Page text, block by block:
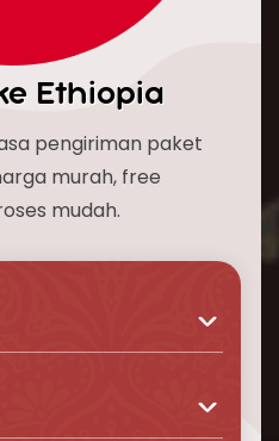
Ethiopia
pengiriman paket
murah, free
mudah.